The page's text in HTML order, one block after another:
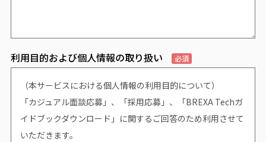
利用目的および個人情報の取り扱い 必須
（本サービスにおける個人情報の利用目的について）
「カジュアル面談応募」、「採用応募」、「BREXA Techガ
イドブックダウンロード」に関するご回答のため利用させて
いただきます。